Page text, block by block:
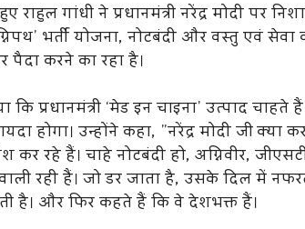
राहुल गांधी ने प्रधानमंत्री नरेंद्र मोदी पर
भर्ती योजना, नोटबंदी और वस्तु एवं सेवा
पैदा करने का रहा है।
कि प्रधानमंत्री ‘मेड इन चाइना’ उत्पाद
होगा। उन्होंने कहा, ”नरेंद्र मोदी जी
रहे हैं। चाहे नोटबंदी हो, अग्निवीर,
रही हैं। जो डर जाता है, उसके दिल में
है। और फिर कहते हैं कि वे देशभक्त हैं।